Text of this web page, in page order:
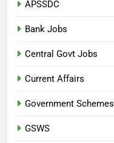
APSSDC
Bank Jobs
Central Govt Jobs
Current Affairs
Government Schemes
GSWS